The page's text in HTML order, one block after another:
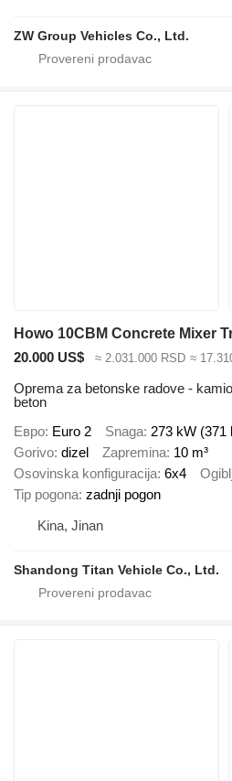
ZW Group Vehicles Co., Ltd.
20.000 US$ ≈ 2.031.000 RSD ≈
Oprema za betonske radove -
beton
Евро Euro 2 Snaga 273 kW (371
Gorivo dizel Zapremina 10 m³
Osovinska konfiguracija 6x4
Tip pogona zadnji pogon
Kina, Jinan
Shandong Titan Vehicle Co., Ltd.